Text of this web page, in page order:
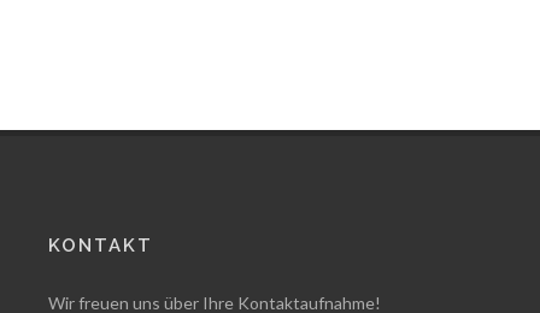
KONTAKT
Wir freuen uns über Ihre Kontaktaufnahme!